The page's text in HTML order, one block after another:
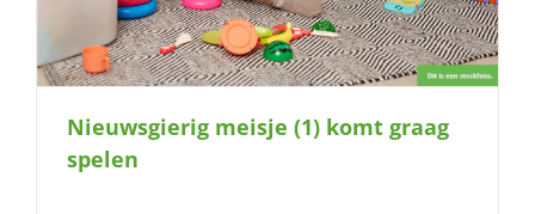
Nieuwsgierig meisje (1) komt graag
spelen